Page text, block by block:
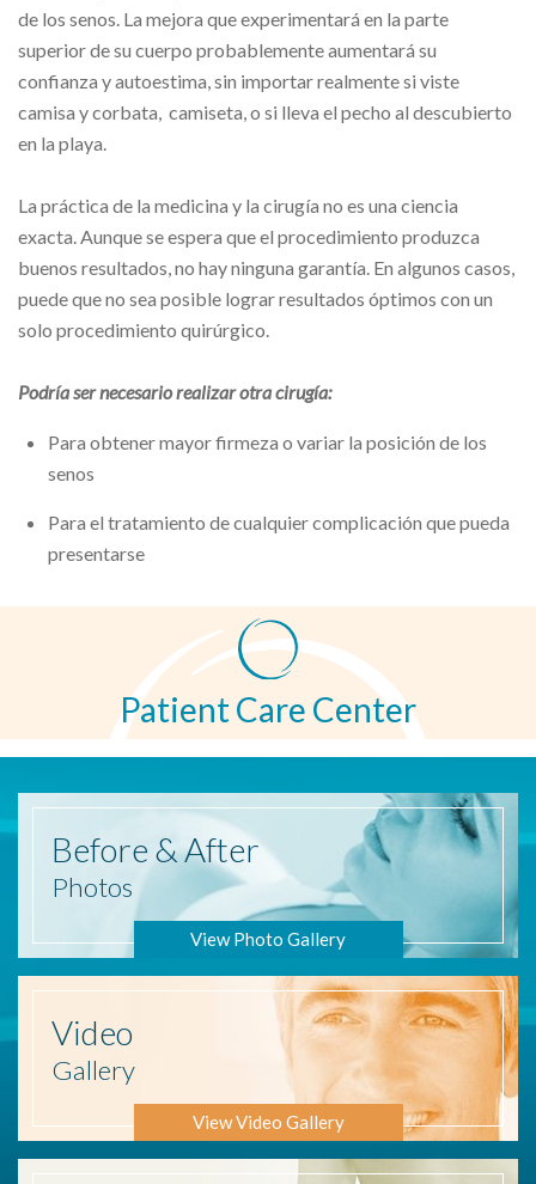
de los senos. La mejora que experimentará en la parte
superior de su cuerpo probablemente aumentará su
confianza y autoestima, sin importar realmente si viste
camisa y corbata, camiseta, o si lleva el pecho al descubierto
en la playa.
La práctica de la medicina y la cirugía no es una ciencia
exacta. Aunque se espera que el procedimiento produzca
buenos resultados, no hay ninguna garantía. En algunos casos,
puede que no sea posible lograr resultados óptimos con un
solo procedimiento quirúrgico.
Podría ser necesario realizar otra cirugía:
Para obtener mayor firmeza o variar la posición de los
senos
Para el tratamiento de cualquier complicación que pueda
presentarse
Patient Care Center
Before & After
Photos
View Photo Gallery
Video
Gallery
View Video Gallery